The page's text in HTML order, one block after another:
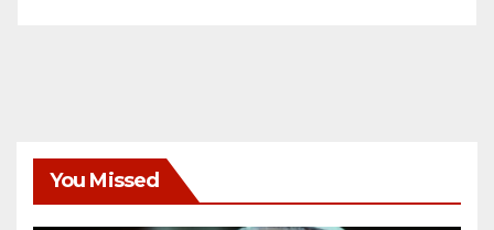
You Missed